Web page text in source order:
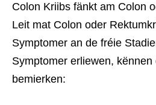
Colon Kriibs fänkt am Colon
Leit mat Colon oder
Symptomer an de fréie
Symptomer erliewen, kënnen
bemierken: